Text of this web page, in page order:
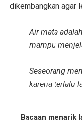
dikembangkan agar
Air mata
mampu
Seseorang
karena terlalu
Bacaan menarik